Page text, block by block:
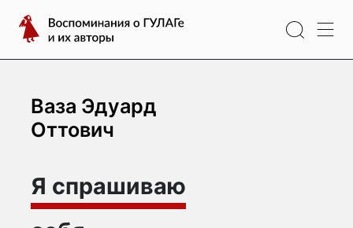
содержимому
Воспоминания
о
ГУЛАГе
их
авторы
Ваза Эдуард
Оттович
Я спрашиваю